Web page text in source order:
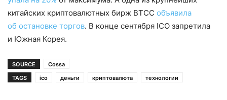
китайских криптовалютных бирж BTCC объявила
об остановке торгов. В конце сентября ICO запретила
и Южная Корея.
SOURCE
Сossa
TAGS
ico деньги криптовалюта технологии